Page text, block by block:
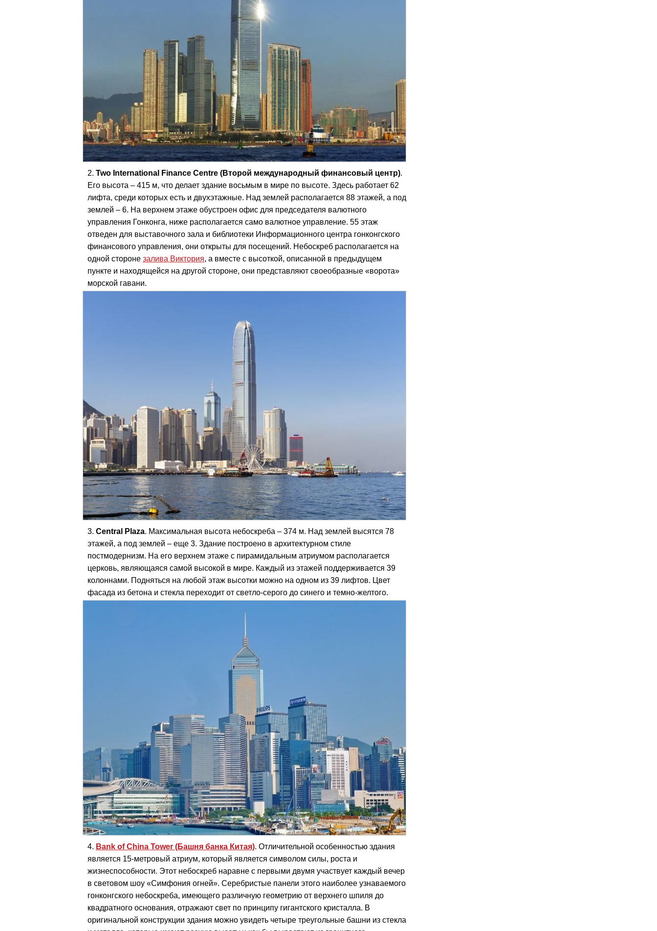
Two International Finance Centre (Второй международный финансовый центр).
Его высота – 415 м, что делает здание восьмым в мире по высоте. Здесь работает 62
лифта, среди которых есть и двухэтажные. Над землей располагается 88 этажей, а под
землей – 6. На верхнем этаже обустроен офис для председателя валютного
управления Гонконга, ниже располагается само валютное управление. 55 этаж
отведен для выставочного зала и библиотеки Информационного центра гонконгского
финансового управления, они открыты для посещений. Небоскреб располагается на
одной стороне залива Виктория, а вместе с высоткой, описанной в предыдущем
пункте и находящейся на другой стороне, они представляют своеобразные «ворота»
морской гавани.
Central Plaza. Максимальная высота небоскреба – 374 м. Над землей высятся 78
этажей, а под землей – еще 3. Здание построено в архитектурном стиле
постмодернизм. На его верхнем этаже с пирамидальным атриумом располагается
церковь, являющаяся самой высокой в мире. Каждый из этажей поддерживается 39
колоннами. Подняться на любой этаж высотки можно на одном из 39 лифтов. Цвет
фасада из бетона и стекла переходит от светло-серого до синего и темно-желтого.
Bank of China Tower (Башня банка Китая). Отличительной особенностью здания
является 15-метровый атриум, который является символом силы, роста и
жизнеспособности. Этот небоскреб наравне с первыми двумя участвует каждый вечер
в световом шоу «Симфония огней». Серебристые панели этого наиболее узнаваемого
гонконгского небоскреба, имеющего различную геометрию от верхнего шпиля до
квадратного основания, отражают свет по принципу гигантского кристалла. В
оригинальной конструкции здания можно увидеть четыре треугольные башни из стекла